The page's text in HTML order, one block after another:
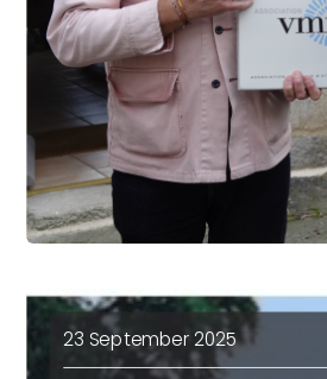
23 September 2025